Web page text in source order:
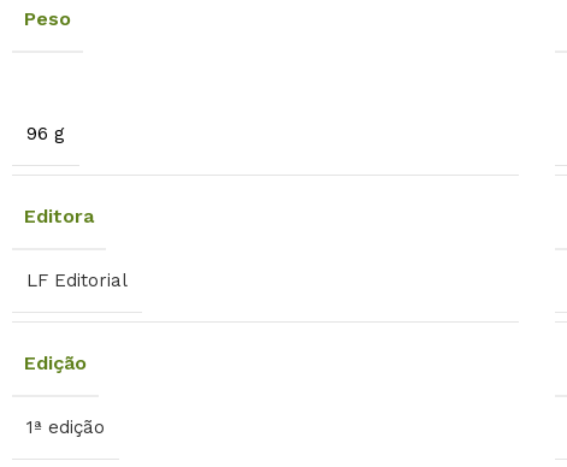
Peso
96 g
Editora
LF Editorial
Edição
1ª edição